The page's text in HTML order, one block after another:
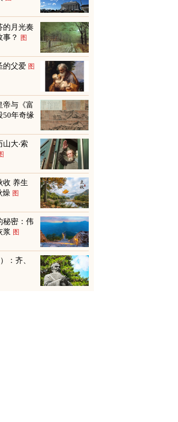
的月光奏
？
图
的父爱 图
帝与《富
50年奇缘
大‧索
收 养生
燥 图
秘密：伟
浆 图
：齐、